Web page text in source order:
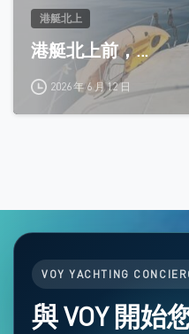
港艇北上
港艇北上前，...
2026 年 6 月 12 日
VOY YACHTING
與 VOY 開始